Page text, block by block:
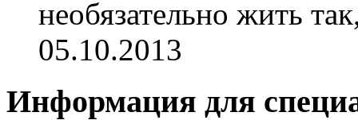
необязательно жить
05.10.2013
Информация для